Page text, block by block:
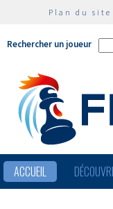
Plan du site
Rechercher un joueur
ACCUEIL